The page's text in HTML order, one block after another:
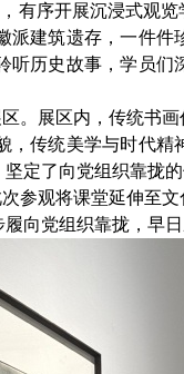
有序开展沉浸式观
建筑遗存，一件
历史故事，学员
。展区内，传统书
传统美学与时代
定了向党组织靠拢的
参观将课堂延伸至
向党组织靠拢，早